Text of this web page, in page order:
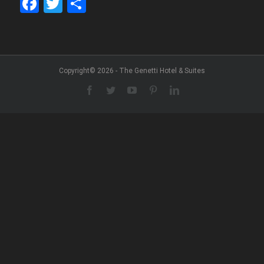
Copyright© 2026 - The Genetti Hotel & Suites
Facebook
TwitterYouTubePinterestLinkedIn